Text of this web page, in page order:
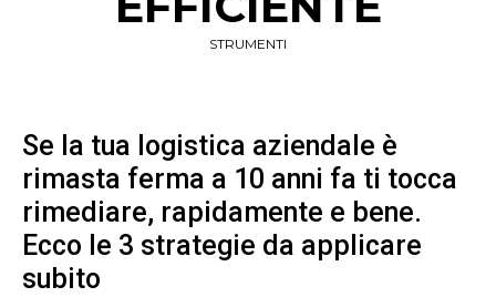
STRUMENTI
Se la tua logistica aziendale è
rimasta ferma a 10 anni fa ti tocca
rimediare, rapidamente e bene.
Ecco le 3 strategie da applicare
subito